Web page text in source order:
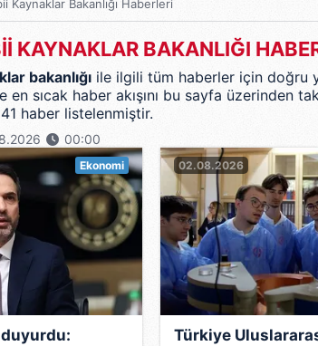
Kaynaklar Bakanlığı Haberleri
KAYNAKLAR BAKANLIĞI
bakanlığı ile ilgili tüm haberler için doğru
en sıcak haber akışını bu sayfa üzerinden
haber listelenmiştir.
00:00
Ekonomi 02.08.2026
Türkiye